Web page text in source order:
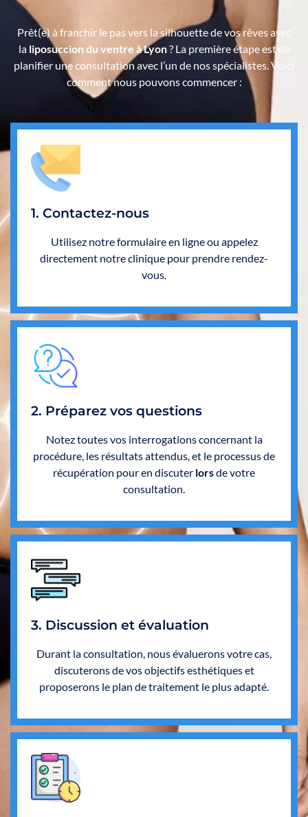
Prêt(e) à franchir le pas vers la silhouette de vos rêves avec
la liposuccion du ventre à Lyon? La première étape est de
planifier une consultation avec l’un de nos spécialistes. Voici
comment nous pouvons commencer :
1. Contactez-nous
Utilisez notre formulaire en ligne ou appelez
directement notre clinique pour prendre rendez-
vous.
2. Préparez vos questions
Notez toutes vos interrogations concernant la
procédure, les résultats attendus, et le processus de
récupération pour en discuter lorsde votre
consultation.
3. Discussion et évaluation
Durant la consultation, nous évaluerons votre cas,
discuterons de vos objectifs esthétiques et
proposerons le plan de traitement le plus adapté.